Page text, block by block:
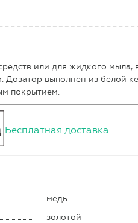
или для жидкого мыла,
выполнен из белой
покрытием.
Бесплатная доставка
медь
золотой